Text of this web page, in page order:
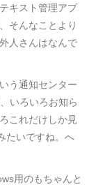
キスト管理アプ
そんなことより
人さんはなんで
う通知センター
いろいろお知ら
これだけしか見
たいですね。へ
用のもちゃんと